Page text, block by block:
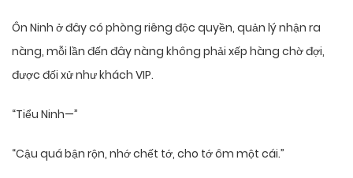
Ôn Ninh ở đây có phòng riêng độc quyền, quản lý nhận ra
nàng, mỗi lần đến đây nàng không phải xếp hàng chờ đợi,
được đối xử như khách VIP.
“Tiểu Ninh—”
“Cậu quá bận rộn, nhớ chết tớ, cho tớ ôm một cái.”